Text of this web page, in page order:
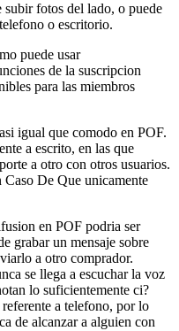
fotos del lado, o puede
o escritorio.
puede usar
de la suscripcion
para las miembros
igual que comodo en POF.
a escrito, en las que
a otro con otros usuarios.
De Que unicamente
en POF podri­a ser
grabar un mensaje sobre
a otro comprador.
se llega a escuchar la voz
lo suficientemente ci?
a telefono, por lo
de alcanzar a alguien con